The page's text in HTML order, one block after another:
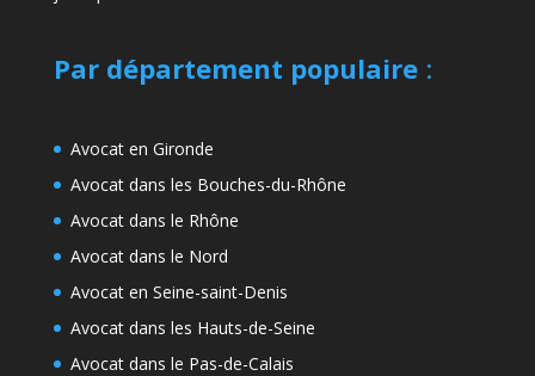
Par département populaire:
Avocat en Gironde
Avocat dans les Bouches-du-Rhône
Avocat dans le Rhône
Avocat dans le Nord
Avocat en Seine-saint-Denis
Avocat dans les Hauts-de-Seine
Avocat dans le Pas-de-Calais